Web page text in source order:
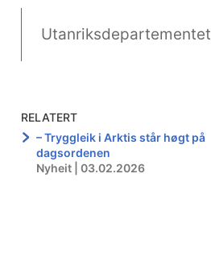
Utanriksdepartementet
RELATERT
– Tryggleik i Arktis står høgt på
dagsordenen
Nyheit | 03.02.2026